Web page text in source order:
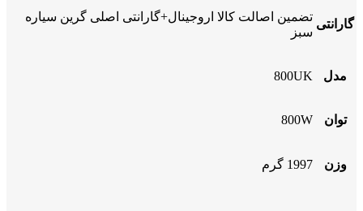
گارانتی
تضمین اصالت کالا اروجینال+گارانتی اصلی گرین سیاره
سبز
مدل 800UK
توان 800W
وزن 1997 گرم